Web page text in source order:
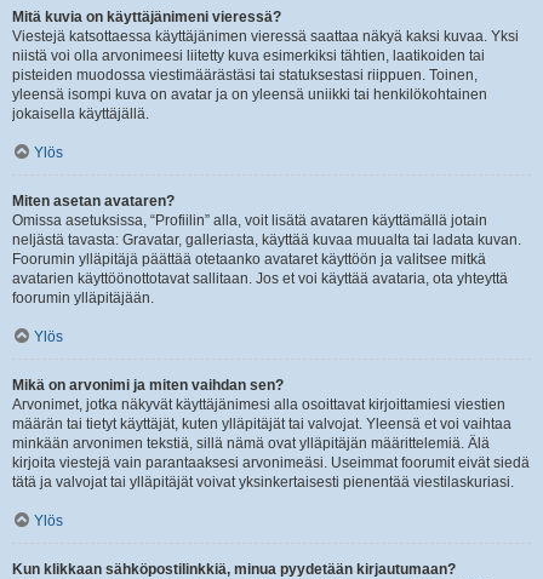
Mitä kuvia on käyttäjänimeni vieressä?
Viestejä katsottaessa käyttäjänimen vieressä saattaa näkyä kaksi kuvaa. Yksi
niistä voi olla arvonimeesi liitetty kuva esimerkiksi tähtien, laatikoiden tai
pisteiden muodossa viestimäärästäsi tai statuksestasi riippuen. Toinen,
yleensä isompi kuva on avatar ja on yleensä uniikki tai henkilökohtainen
jokaisella käyttäjällä.
Ylös
Miten asetan avataren?
Omissa asetuksissa, “Profiilin” alla, voit lisätä avataren käyttämällä jotain
neljästä tavasta: Gravatar, galleriasta, käyttää kuvaa muualta tai ladata kuvan.
Foorumin ylläpitäjä päättää otetaanko avataret käyttöön ja valitsee mitkä
avatarien käyttöönottotavat sallitaan. Jos et voi käyttää avataria, ota yhteyttä
foorumin ylläpitäjään.
Ylös
Mikä on arvonimi ja miten vaihdan sen?
Arvonimet, jotka näkyvät käyttäjänimesi alla osoittavat kirjoittamiesi viestien
määrän tai tietyt käyttäjät, kuten ylläpitäjät tai valvojat. Yleensä et voi vaihtaa
minkään arvonimen tekstiä, sillä nämä ovat ylläpitäjän määrittelemiä. Älä
kirjoita viestejä vain parantaaksesi arvonimeäsi. Useimmat foorumit eivät siedä
tätä ja valvojat tai ylläpitäjät voivat yksinkertaisesti pienentää viestilaskuriasi.
Ylös
Kun klikkaan sähköpostilinkkiä, minua pyydetään kirjautumaan?